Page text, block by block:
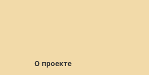
О проекте